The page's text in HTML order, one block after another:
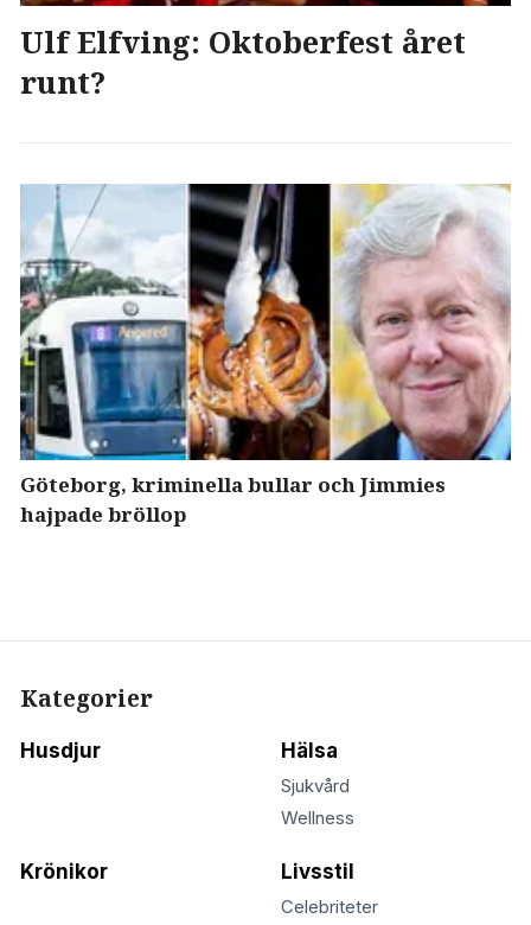
Ulf Elfving: Oktoberfest året
runt?
Göteborg, kriminella bullar och Jimmies
hajpade bröllop
Kategorier
Husdjur Hälsa
Sjukvård
Wellness
Krönikor Livsstil
Celebriteter